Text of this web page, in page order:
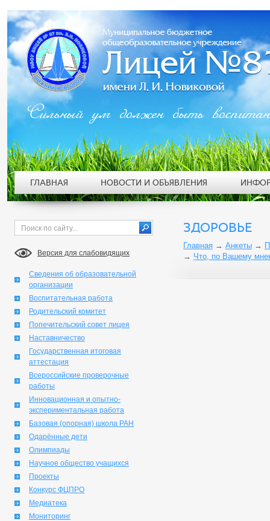
Версия для слабовидящих
Сведения об образовательной
организации
Воспитательная работа
Родительский комитет
Попечительский совет лицея
Наставничество
Государственная итоговая
аттестация
Всероссийские проверочные
работы
Инновационная и опытно-
экспериментальная работа
Базовая (опорная) школа РАН
Одарённые дети
Олимпиады
Научное общество учащихся
Проекты
Конкурс ФЦПРО
Медиатека
Мониторинг
ЗДОРОВЬЕ
Главная → Анкеты →
→ Что, по Вашему
Сильный ум должен быть
ГЛАВНАЯ НОВОСТИ И ОБЪЯВЛЕНИЯ